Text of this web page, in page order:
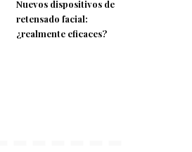
Nuevos dispositivos de
retensado facial:
¿realmente eficaces?